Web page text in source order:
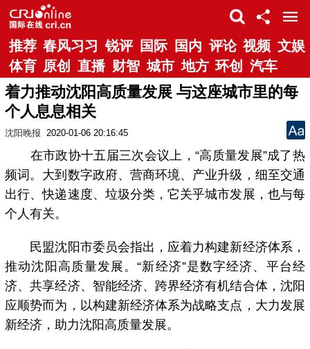
推荐 春风习习 锐评 国际 国内 评论 视频 文娱
体育 原创 直播 财智 城市 地方 环创 汽车
着力推动沈阳高质量发展 与这座城市里的每
个人息息相关
沈阳晚报 2020-01-06 20:16:45
在市政协十五届三次会议上，“高质量发展”成了热
频词。大到数字政府、营商环境、产业升级，细至交通
出行、快递速度、垃圾分类，它关乎城市发展，也与每
个人有关。
民盟沈阳市委员会指出，应着力构建新经济体系，
推动沈阳高质量发展。“新经济”是数字经济、平台经
济、共享经济、智能经济、跨界经济有机结合体，沈阳
应顺势而为，以构建新经济体系为战略支点，大力发展
新经济，助力沈阳高质量发展。